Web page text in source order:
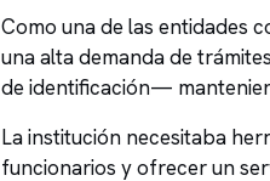
Como una de las entidades
una alta demanda de
de identificación—
La institución necesitaba
funcionarios y ofrecer un